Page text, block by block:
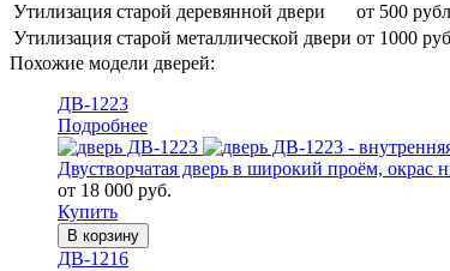
Утилизация старой деревянной двери
от 500
Утилизация старой металлической двери от 1000
Похожие модели дверей:
ДВ-1223
Подробнее
Двустворчатая дверь в широкий проём, окрас
от 18 000 руб.
Купить
В корзину
ДВ-1216